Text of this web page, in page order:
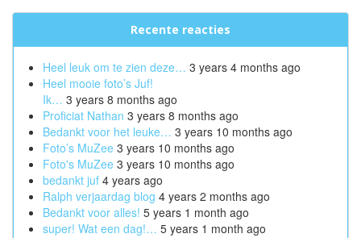
Recente reacties
Heel leuk om te zien deze… 3 years 4 months ago
Heel mooie foto’s Juf!
Ik… 3 years 8 months ago
Proficiat Nathan 3 years 8 months ago
Bedankt voor het leuke… 3 years 10 months ago
Foto’s MuZee 3 years 10 months ago
Foto's MuZee 3 years 10 months ago
bedankt juf 4 years ago
Ralph verjaardag blog 4 years 2 months ago
Bedankt voor alles! 5 years 1 month ago
super! Wat een dag!… 5 years 1 month ago